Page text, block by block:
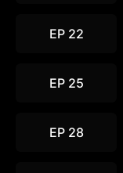
EP 22
EP 25
EP 28